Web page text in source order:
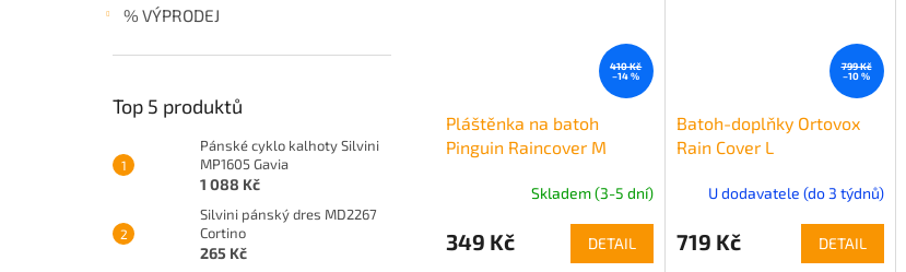
% VÝPRODEJ
Top 5 produktů
Pánské cyklo kalhoty Silvini
MP1605 Gavia
1 088 Kč
Silvini pánský dres MD2267
Cortino
265 Kč
410 Kč
–14 %
Pláštěnka na batoh
Pinguin Raincover M
Skladem (3-5 dní)
349 Kč DETAIL
799 Kč
–10 %
Batoh-doplňky Ortovox
Rain Cover L
U dodavatele (do 3 týdnů)
719 Kč DETAIL